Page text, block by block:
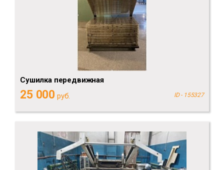
Сушилка передвижная
25 000 руб. ID - 155327